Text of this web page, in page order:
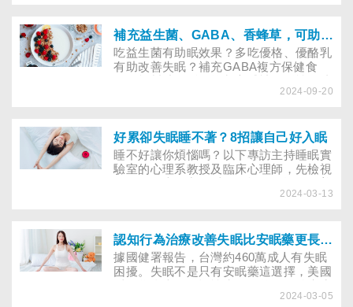
補充益生菌、GABA、香蜂草，可助眠改善失眠？
吃益生菌有助眠效果？多吃優格、優酪乳
有助改善失眠？補充GABA複方保健食
2024-09-20
好累卻失眠睡不著？8招讓自己好入眠
睡不好讓你煩惱嗎？以下專訪主持睡眠實
驗室的心理系教授及臨床心理師，先檢視
睡眠的3種行為療法來破解失眠困擾。
2024-03-13
認知行為治療改善失眠比安眠藥更長效！專家力推3種助眠法
據國健署報告，台灣約460萬成人有失眠
困擾。失眠不是只有安眠藥這選擇，美國
是「失眠認知行為治療」，其能解決失眠
2024-03-05